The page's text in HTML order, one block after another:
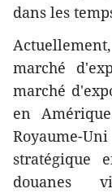
dans les
marché
marché
en
Royaume-
stratégique
douanes